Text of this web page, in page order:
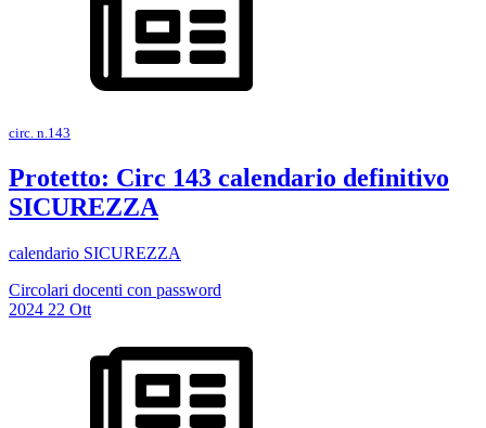
circ. n.143
Protetto: Circ 143 calendario definitivo
SICUREZZA
calendario SICUREZZA
Circolari docenti con password
2024 22 Ott